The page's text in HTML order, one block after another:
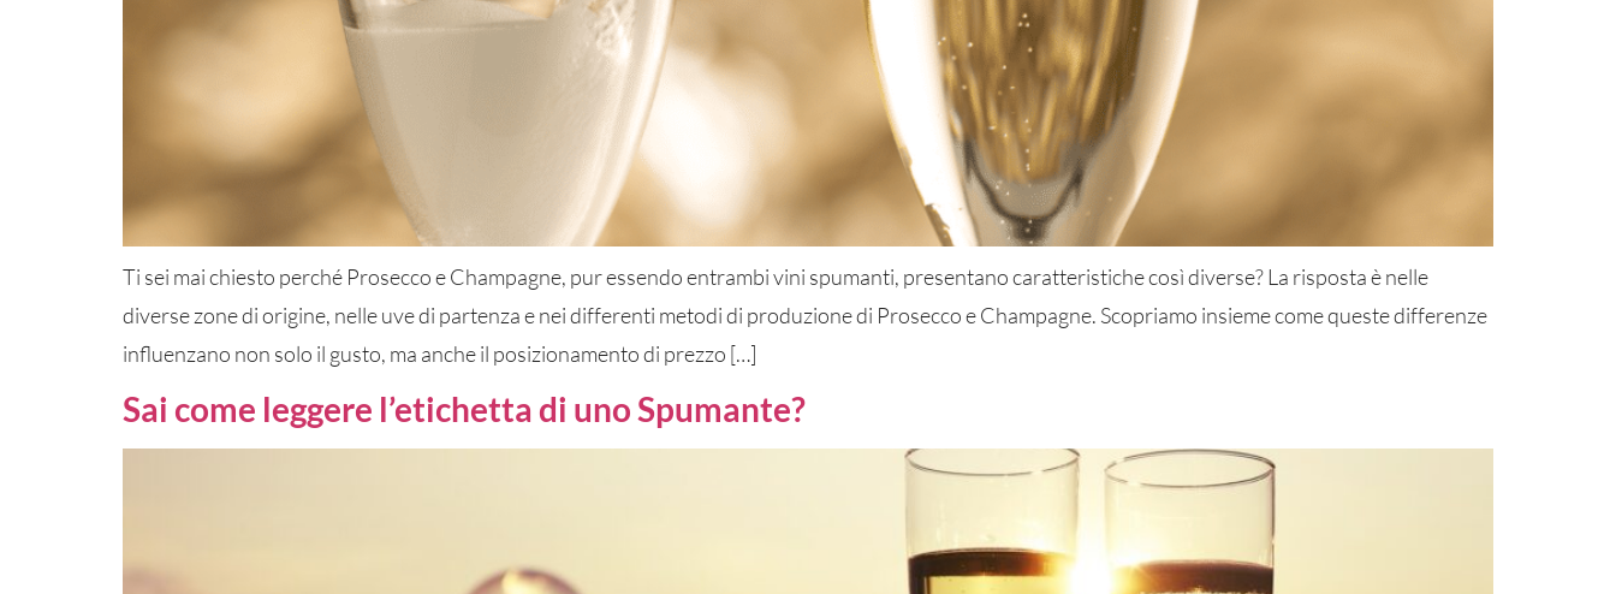
Ti sei mai chiesto perché Prosecco e Champagne, pur essendo entrambi vini spumanti, presentano caratteristiche così diverse? La risposta è nelle
diverse zone di origine, nelle uve di partenza e nei differenti metodi di produzione di Prosecco e Champagne. Scopriamo insieme come queste differenze
influenzano non solo il gusto, ma anche il posizionamento di prezzo […]
Sai come leggere l’etichetta di uno Spumante?